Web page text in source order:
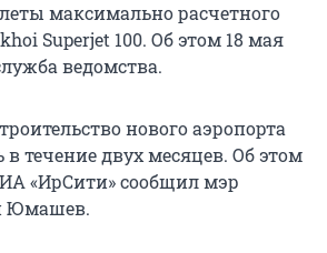
максимально расчетного
Superjet 100. Об этом 18 мая
ведомства.
нового аэропорта
течение двух месяцев. Об этом
«ИрСити» сообщил мэр
Юмашев.